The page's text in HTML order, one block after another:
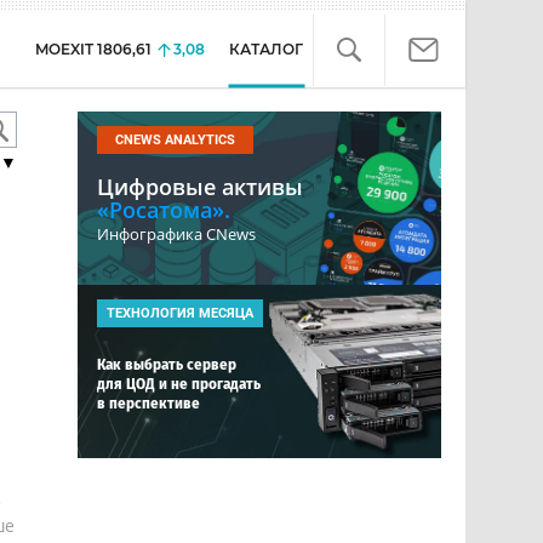
MOEXIT 1806,61 3,08 КАТАЛОГ
CNEWS ANALYTICS
Цифровые активы
«Росатома».
Инфографика CNews
ТЕХНОЛОГИЯ МЕСЯЦА
Как выбрать сервер
для ЦОД и не прогадать
в перспективе